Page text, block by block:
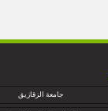
جامعة الزقازيق